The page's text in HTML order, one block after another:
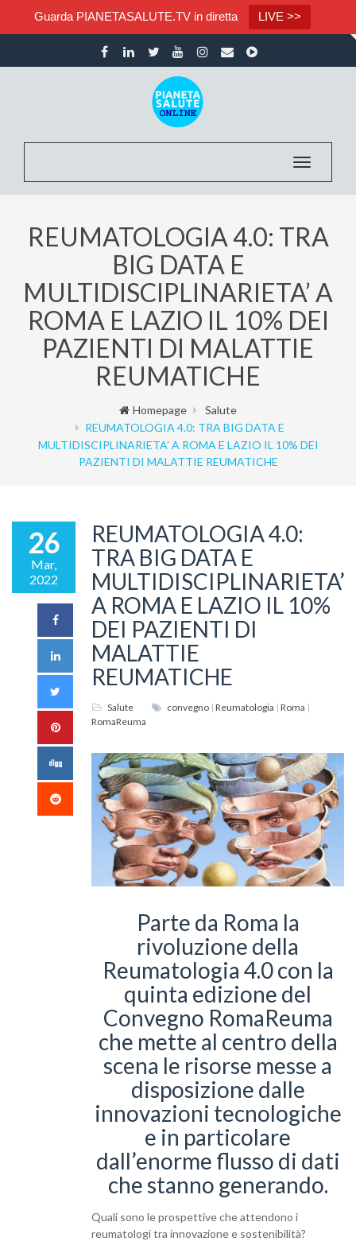
Guarda PIANETASALUTE.TV in diretta LIVE >>
Toggle
REUMATOLOGIA 4.0: TRA
BIG DATA E
MULTIDISCIPLINARIETA’ A
ROMA E LAZIO IL 10% DEI
PAZIENTI DI MALATTIE
REUMATICHE
Homepage
Salute
REUMATOLOGIA 4.0: TRA BIG DATA E
MULTIDISCIPLINARIETA’ A ROMA E LAZIO IL 10% DEI
PAZIENTI DI MALATTIE REUMATICHE
26
Mar,
2022
REUMATOLOGIA 4.0:
TRA BIG DATA E
MULTIDISCIPLINARIETA’
A ROMA E LAZIO IL 10%
DEI PAZIENTI DI
MALATTIE
REUMATICHE
Salute convegno | Reumatologia | Roma |
RomaReuma
Parte da Roma la
rivoluzione della
Reumatologia 4.0 con la
quinta edizione del
Convegno RomaReuma
che mette al centro della
scena le risorse messe a
disposizione dalle
innovazioni tecnologiche
e in particolare
dall’enorme flusso di dati
che stanno generando.
Quali sono le prospettive che attendono i
reumatologi tra innovazione e sostenibilità?